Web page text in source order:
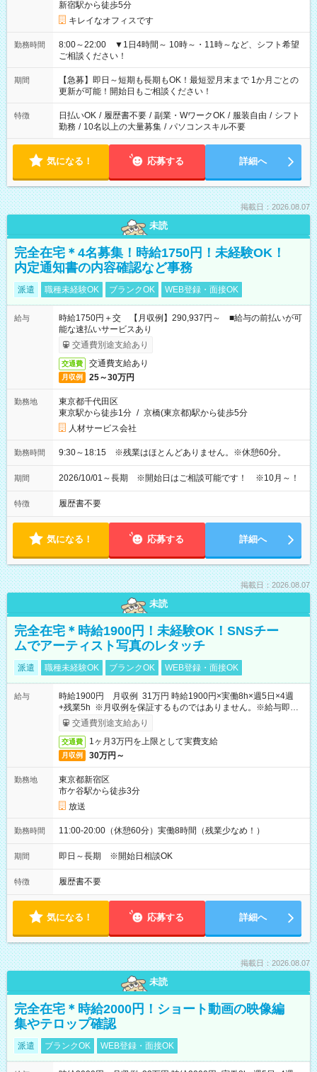
新宿駅から徒歩5分
キレイなオフィスです
勤務時間
8:00～22:00 ▼1日4時間～ 10時～・11時～など、シフト希望
ご相談ください！
期間
【急募】即日～短期も長期もOK！最短翌月末まで 1か月ごとの
更新が可能！開始日もご相談ください！
特徴 日払いOK / 履歴書不要 / 副業・WワークOK / 服装自由 / シフト
勤務 / 10名以上の大量募集 / パソコンスキル不要
気になる！ 応募する 詳細へ
掲載日：2026.08.07
未読
完全在宅＊4名募集！時給1750円！未経験OK！
内定通知書の内容確認など事務
派遣 職種未経験OK ブランクOK WEB登録・面接OK
給与
時給1750円＋交 【月収例】290,937円～ ■給与の前払いが可
能な速払いサービスあり
交通費別途支給あり
交通費 交通費支給あり
月収例 25～30万円
勤務地
東京都千代田区
東京駅から徒歩1分 / 京橋(東京都)駅から徒歩5分
人材サービス会社
勤務時間 9:30～18:15 ※残業はほとんどありません。※休憩60分。
期間 2026/10/01～長期 ※開始日はご相談可能です！ ※10月～！
特徴 履歴書不要
気になる！ 応募する 詳細へ
掲載日：2026.08.07
未読
完全在宅＊時給1900円！未経験OK！SNSチー
ムでアーティスト写真のレタッチ
派遣 職種未経験OK ブランクOK WEB登録・面接OK
給与
時給1900円 月収例 31万円 時給1900円×実働8h×週5日×4週
+残業5h ※月収例を保証するものではありません。※給与即受
取りサービス利用可（利用条件有）
交通費別途支給あり
交通費 1ヶ月3万円を上限として実費支給
月収例 30万円～
勤務地
東京都新宿区
市ケ谷駅から徒歩3分
放送
勤務時間 11:00-20:00（休憩60分）実働8時間（残業少なめ！）
期間 即日～長期 ※開始日相談OK
特徴 履歴書不要
気になる！ 応募する 詳細へ
掲載日：2026.08.07
未読
完全在宅＊時給2000円！ショート動画の映像編
集やテロップ確認
派遣 ブランクOK WEB登録・面接OK